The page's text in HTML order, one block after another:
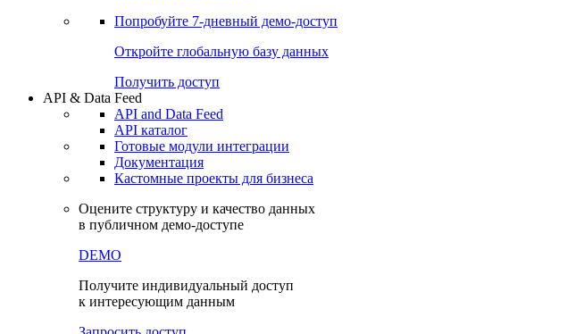
Попробуйте 7-дневный демо-доступ
Откройте глобальную базу данных
Получить доступ
API & Data Feed
API and Data Feed
API каталог
Готовые модули интеграции
Документация
Кастомные проекты для бизнеса
Оцените структуру и качество данных
в публичном демо-доступе
DEMO
Получите индивидуальный доступ
к интересующим данным